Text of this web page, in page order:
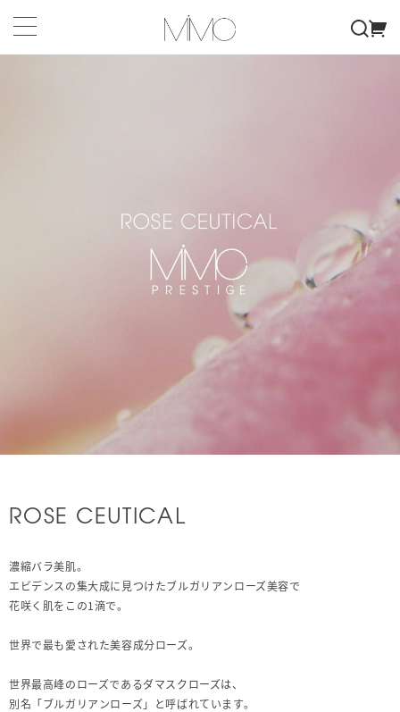
ROSE CEUTICAL
濃縮バラ美肌。
エビデンスの集大成に見つけたブルガリアンローズ美容で
花咲く肌をこの1滴で。
世界で最も愛された美容成分ローズ。
世界最高峰のローズであるダマスクローズは、
別名「ブルガリアンローズ」と呼ばれています。